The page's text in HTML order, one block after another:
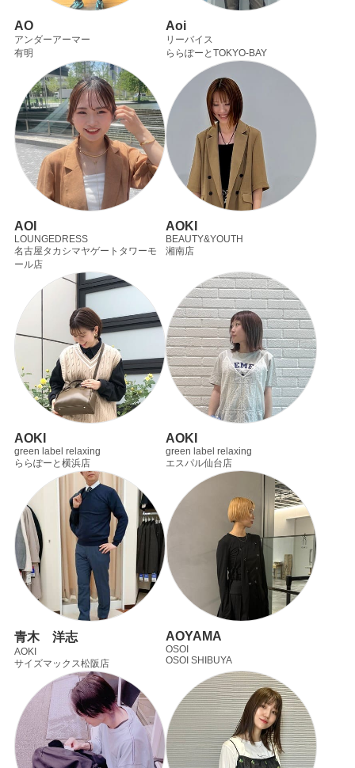
AO
アンダーアーマー
有明
Aoi
リーバイス
ららぽーとTOKYO-BAY
AOI
LOUNGEDRESS
名古屋タカシマヤゲートタワーモ
ール店
AOKI
BEAUTY&YOUTH
湘南店
AOKI
green label relaxing
ららぽーと横浜店
AOKI
green label relaxing
エスパル仙台店
青木 洋志
AOKI
サイズマックス松阪店
AOYAMA
OSOI
OSOI SHIBUYA